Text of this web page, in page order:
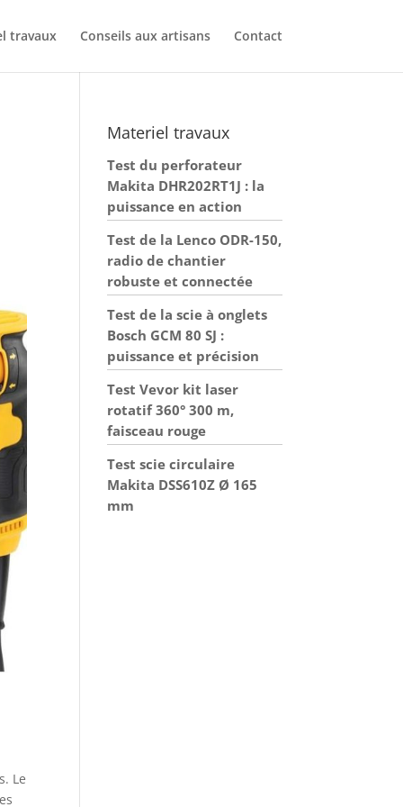
travaux Conseils aux artisans Contact
Le
Materiel travaux
Test du perforateur
Makita DHR202RT1J : la
puissance en action
Test de la Lenco ODR-150,
radio de chantier
robuste et connectée
Test de la scie à onglets
Bosch GCM 80 SJ :
puissance et précision
Test Vevor kit laser
rotatif 360° 300 m,
faisceau rouge
Test scie circulaire
Makita DSS610Z Ø 165
mm